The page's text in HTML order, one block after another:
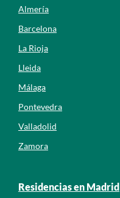
Almería
Barcelona
La Rioja
Lleida
Málaga
Pontevedra
Valladolid
Zamora
Residencias en Madrid